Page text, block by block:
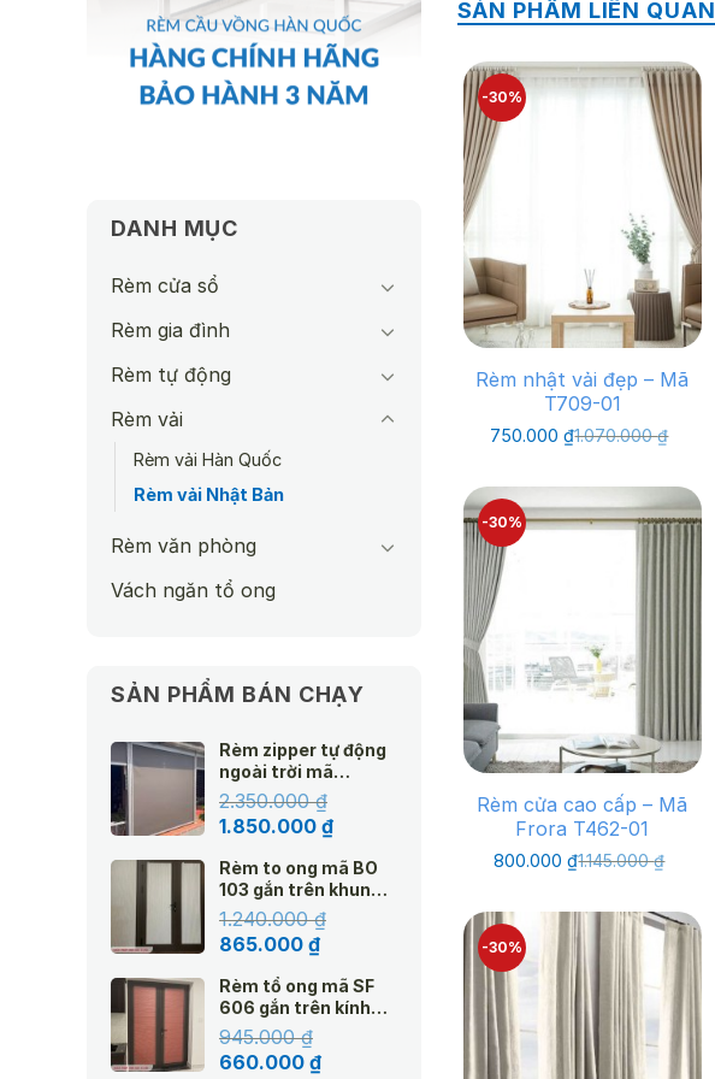
DANH MỤC
Rèm cửa sổ
Rèm gia đình
Rèm tự động
Rèm vải
Rèm vải Hàn Quốc
Rèm vải Nhật Bản
Rèm văn phòng
Vách ngăn tổ ong
SẢN PHẨM BÁN CHẠY
Rèm zipper tự động
ngoài trời mã
Amazon
2.350.000₫
Giá
là:
2.350.000 ₫.
1.850.000 ₫Giá
tại
là:
Rèm to ong mã BO
103 gắn trên khung
kính hệ 25 màu kem
1.240.000₫
Giá
là:
1.240.000 ₫.
865.000 ₫Giá
tại
là:
Rèm tổ ong mã SF
606 gắn trên kính
Top Down hệ 25
945.000₫
Giá
660.000 ₫Giá
SẢN PHẨM LIÊN QUAN
-30%
Rèm nhật vải đẹp – Mã
T709-01
1.070.000₫
Giá
1.070.000 ₫.
750.000₫ Giá
là:
750.000 ₫.
-30%
Rèm cửa cao cấp – Mã
Frora T462-01
1.145.000₫
Giá
1.145.000 ₫.
800.000₫Giá
là:
800.000 ₫.
-30%